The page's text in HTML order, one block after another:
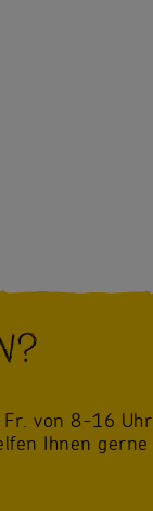
von 8-16 Uhr
Ihnen gerne